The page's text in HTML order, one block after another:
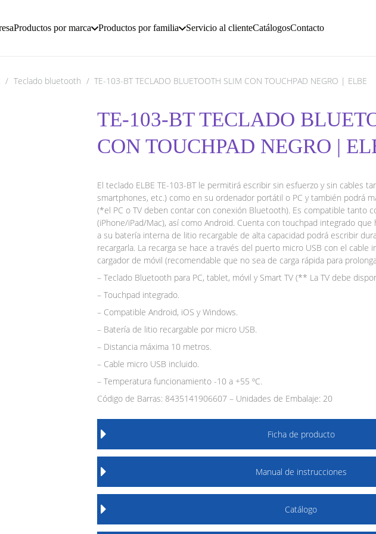
Productos por marca Productos por familia Servicio al clienteCatálogosContacto
/ Teclado bluetooth / TE-103-BT TECLADO BLUETOOTH SLIM CON TOUCHPAD NEGRO | ELBE
TE-103-BT TECLADO
CON TOUCHPAD NEGRO |
El teclado ELBE TE-103-BT le permitirá escribir sin esfuerzo y sin cables
smartphones, etc.) como en su ordenador portátil o PC y también podrá
(*el PC o TV deben contar con conexión Bluetooth). Es compatible tanto
(iPhone/iPad/Mac), así como Android. Cuenta con touchpad integrado
a su batería interna de litio recargable de alta capacidad podrá escribir
recargarla. La recarga se hace a través del puerto micro USB con el cable
cargador de móvil (recomendable que no sea de carga rápida para
– Teclado Bluetooth para PC, tablet, móvil y Smart TV (** La TV debe
– Touchpad integrado.
– Compatible Android, iOS y Windows.
– Batería de litio recargable por micro USB.
– Distancia máxima 10 metros.
– Cable micro USB incluido.
– Temperatura funcionamiento -10 a +55 ºC.
Código de Barras: 8435141906607 – Unidades de Embalaje: 20
Ficha de producto
Manual de instrucciones
Catálogo